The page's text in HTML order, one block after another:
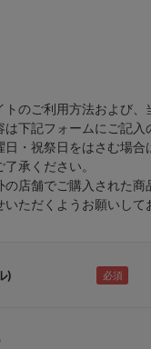
トのご利用方法および
下記フォームにご記入
・祝祭日をはさむ場合
承ください。
店舗でご購入された商
だくようお願いして
)